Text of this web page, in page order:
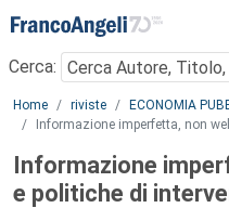
Menu
Cerca:
Main content
Home riviste ECONOMIA
Informazione imperfetta, non
Informazione
e politiche di